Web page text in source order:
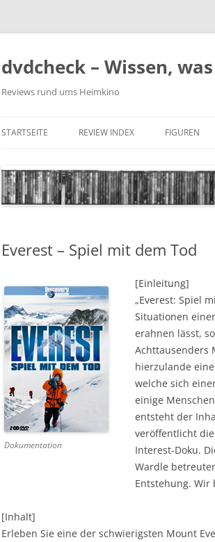
Zum
springen
dvdcheck – Wissen,
Reviews rund ums Heimkino
STARTSEITE REVIEW INDEX
4K BLU-RAY DISC
DOWNLOAD
DVD (CODE 2)
DVD (CODE 1)
CINEMA
GAMES
FIGUREN
Everest – Spiel mit dem Tod
Dokumentation
[Einleitung]
„Everest: Spiel
Situationen
erahnen lässt,
Achttausenders
hierzulande
welche sich
einige
entsteht der
veröffentlicht
Interest-Doku.
Wardle
Entstehung.
[Inhalt]
Erleben Sie eine der schwierigsten Mount